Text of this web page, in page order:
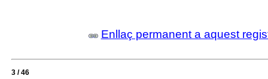
Enllaç permanent a aquest
3 / 46